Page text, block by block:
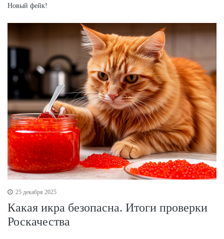
Новый фейк!
25 декабря 2025
Какая икра безопасна. Итоги проверки
Роскачества